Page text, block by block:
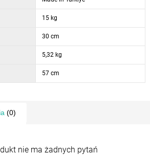
15 kg
30 cm
5,32 kg
57 cm
(0)
nie ma żadnych pytań